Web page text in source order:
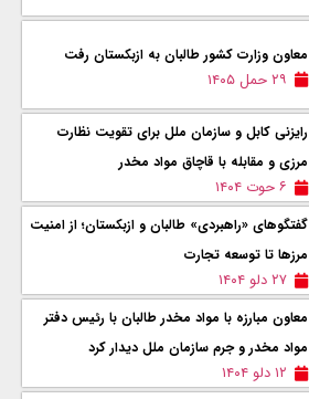
معاون وزارت کشور طالبان به ازبکستان رفت
۲۹ حمل ۱۴۰۵
رایزنی کابل و سازمان ملل برای تقویت نظارت
مرزی و مقابله با قاچاق مواد مخدر
۶ حوت ۱۴۰۴
گفتگوهای «راهبردی» طالبان و ازبکستان؛ از امنیت
مرزها تا توسعه تجارت
۲۷ دلو ۱۴۰۴
معاون مبارزه با مواد مخدر طالبان با رئیس دفتر
مواد مخدر و جرم سازمان ملل دیدار کرد
۱۲ دلو ۱۴۰۴